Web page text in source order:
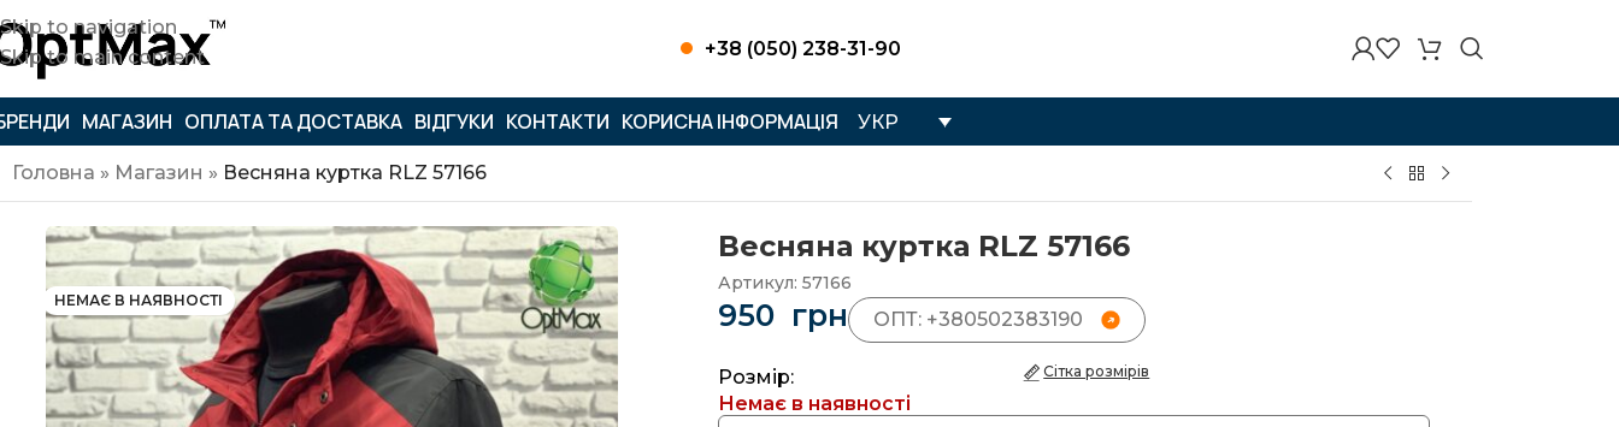
Skip to navigation
Skip to main content
+38 (050) 238-31-90
МАГАЗИН ОПЛАТА ТА ДОСТАВКА ВІДГУКИ КОНТАКТИ КОРИСНА ІНФОРМАЦІЯ УКР
Головна » Магазин » Весняна куртка RLZ 57166
НЕМАЄ В НАЯВНОСТІ
Весняна куртка RLZ 57166
Артикул: 57166
950 грн ОПТ: +380502383190
Розмір: Сітка розмірів
Немає в наявності